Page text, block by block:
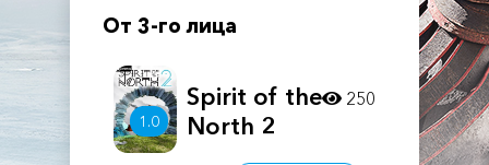
От 3-го лица
1.0
Spirit of the
North 2
250